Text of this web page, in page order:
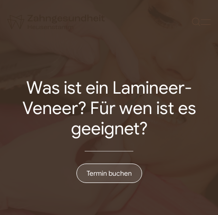
Was ist ein Lamineer-
Veneer? Für wen ist es
geeignet?
Termin buchen